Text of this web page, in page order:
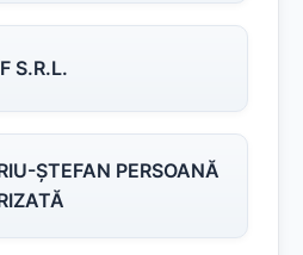
S.R.L.
ŞTEFAN PERSOANĂ